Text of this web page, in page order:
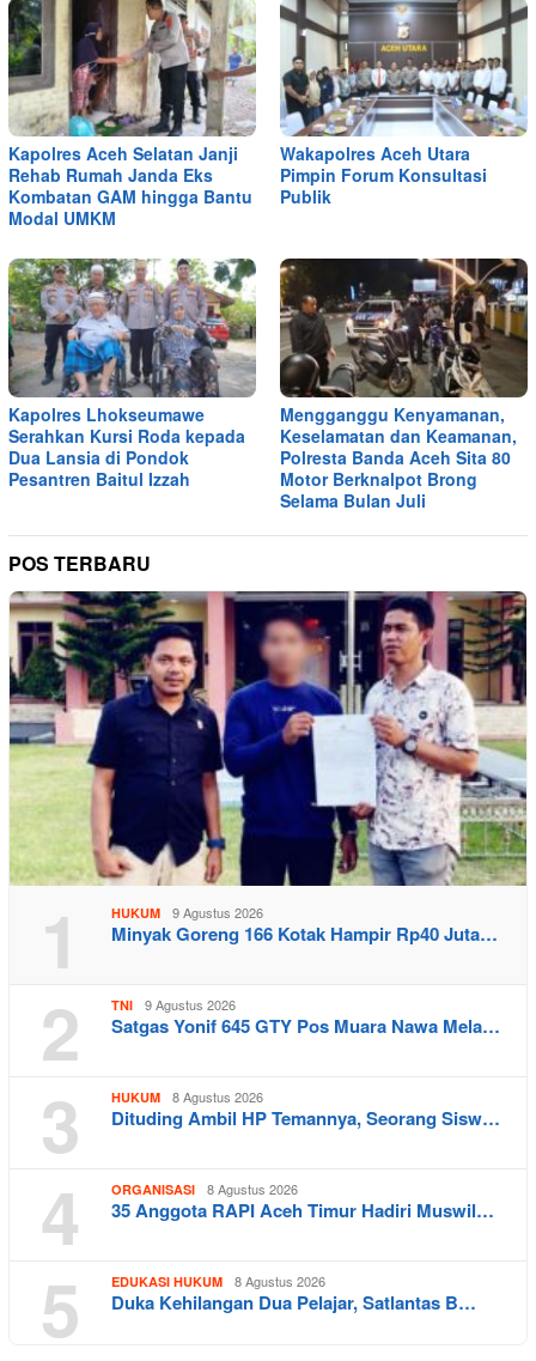
Kapolres Aceh Selatan Janji
Rehab Rumah Janda Eks
Kombatan GAM hingga Bantu
Modal UMKM
Wakapolres Aceh Utara
Pimpin Forum Konsultasi
Publik
Kapolres Lhokseumawe
Serahkan Kursi Roda kepada
Dua Lansia di Pondok
Pesantren Baitul Izzah
Mengganggu Kenyamanan,
Keselamatan dan Keamanan,
Polresta Banda Aceh Sita 80
Motor Berknalpot Brong
Selama Bulan Juli
POS TERBARU
1 HUKUM 9 Agustus 2026
Minyak Goreng 166 Kotak Hampir Rp40 Juta…
2 TNI 9 Agustus 2026
Satgas Yonif 645 GTY Pos Muara Nawa Mela…
3 HUKUM 8 Agustus 2026
Dituding Ambil HP Temannya, Seorang Sisw…
4 ORGANISASI 8 Agustus 2026
35 Anggota RAPI Aceh Timur Hadiri Muswil…
5 EDUKASI HUKUM 8 Agustus 2026
Duka Kehilangan Dua Pelajar, Satlantas B…